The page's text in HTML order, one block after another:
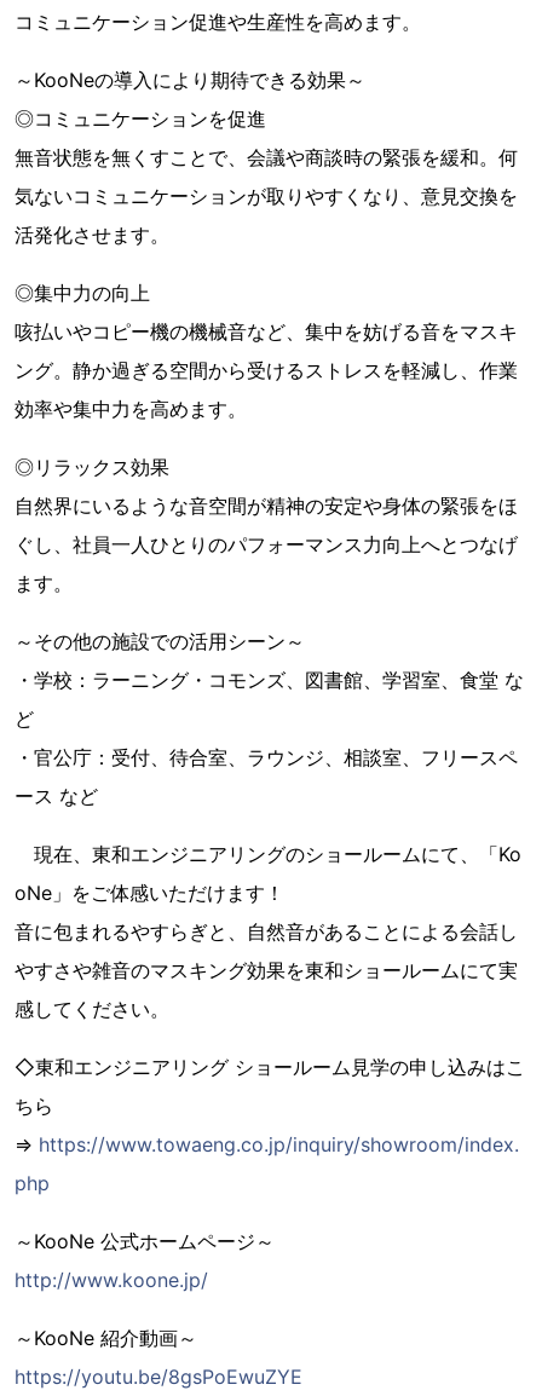
コミュニケーション促進や生産性を高めます。
～KooNeの導入により期待できる効果～
◎コミュニケーションを促進
無音状態を無くすことで、会議や商談時の緊張を緩和。何
気ないコミュニケーションが取りやすくなり、意見交換を
活発化させます。
◎集中力の向上
咳払いやコピー機の機械音など、集中を妨げる音をマスキ
ング。静か過ぎる空間から受けるストレスを軽減し、作業
効率や集中力を高めます。
◎リラックス効果
自然界にいるような音空間が精神の安定や身体の緊張をほ
ぐし、社員一人ひとりのパフォーマンス力向上へとつなげ
ます。
～その他の施設での活用シーン～
・学校：ラーニング・コモンズ、図書館、学習室、食堂 な
ど
・官公庁：受付、待合室、ラウンジ、相談室、フリースペ
ース など
現在、東和エンジニアリングのショールームにて、「Ko
oNe」をご体感いただけます！
音に包まれるやすらぎと、自然音があることによる会話し
やすさや雑音のマスキング効果を東和ショールームにて実
感してください。
◇東和エンジニアリング ショールーム見学の申し込みはこ
ちら
⇒ https://www.towaeng.co.jp/inquiry/showroom/index.
php
～KooNe 公式ホームページ～
http://www.koone.jp/
～KooNe 紹介動画～
https://youtu.be/8gsPoEwuZYE